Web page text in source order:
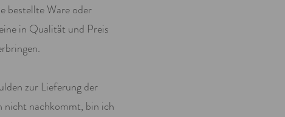
bestellte Ware oder
in Qualität und Preis
zur Lieferung der
nicht nachkommt, bin ich